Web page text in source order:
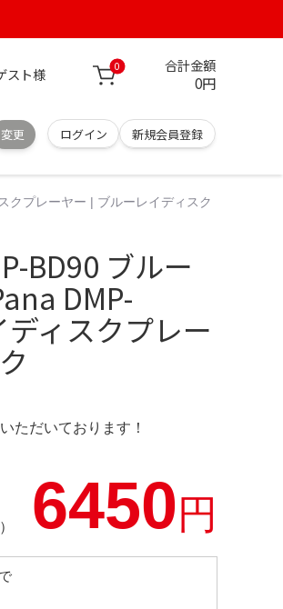
スト様 0 合計金額
0円
変更 ログイン 新規会員登録
プレーヤー | ブルーレイディスク
BD90 ブルー
DMP-
ィスクプレー
ただいております！
6450円